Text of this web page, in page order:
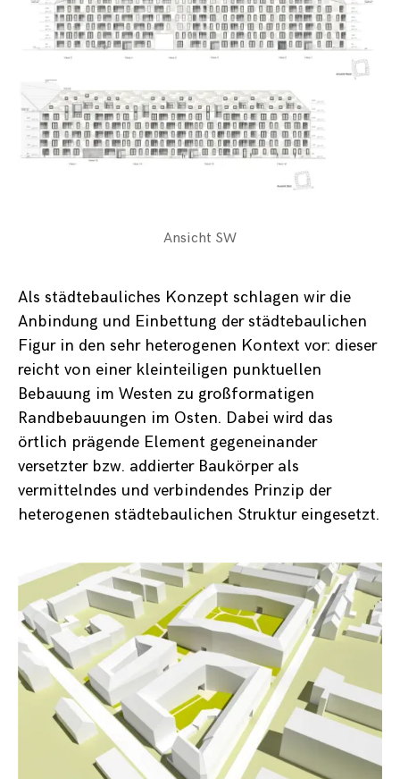
Ansicht SW
Als städtebauliches Konzept schlagen wir die
Anbindung und Einbettung der städtebaulichen
Figur in den sehr heterogenen Kontext vor: dieser
reicht von einer kleinteiligen punktuellen
Bebauung im Westen zu großformatigen
Randbebauungen im Osten. Dabei wird das
örtlich prägende Element gegeneinander
versetzter bzw. addierter Baukörper als
vermittelndes und verbindendes Prinzip der
heterogenen städtebaulichen Struktur eingesetzt.